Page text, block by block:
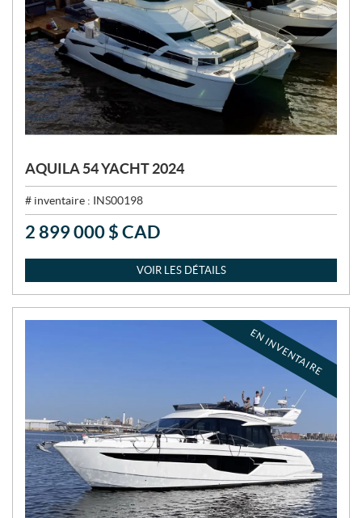
AQUILA 54 YACHT 2024
# inventaire : INS00198
P
X
:
2 899 000 $ CAD
VOIR LES DÉTAILS
EN INVENTAIRE